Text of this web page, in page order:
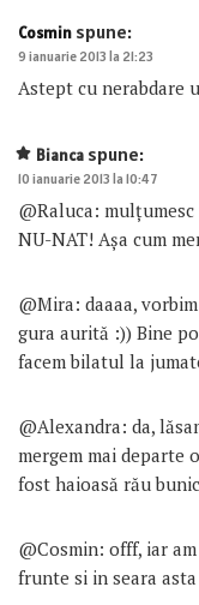
Cosmin spune:
9 ianuarie 2013 la 21:23
Astept cu nerabdare
Bianca spune:
10 ianuarie 2013 la 10:47
@Raluca:
NU-NAT! Așa cum
@Mira: daaaa,
gura aurită :)) Bine
facem bilatul la
@Alexandra: da,
mergem mai departe
fost haioasă rău
@Cosmin: offf, iar
frunte si in seara